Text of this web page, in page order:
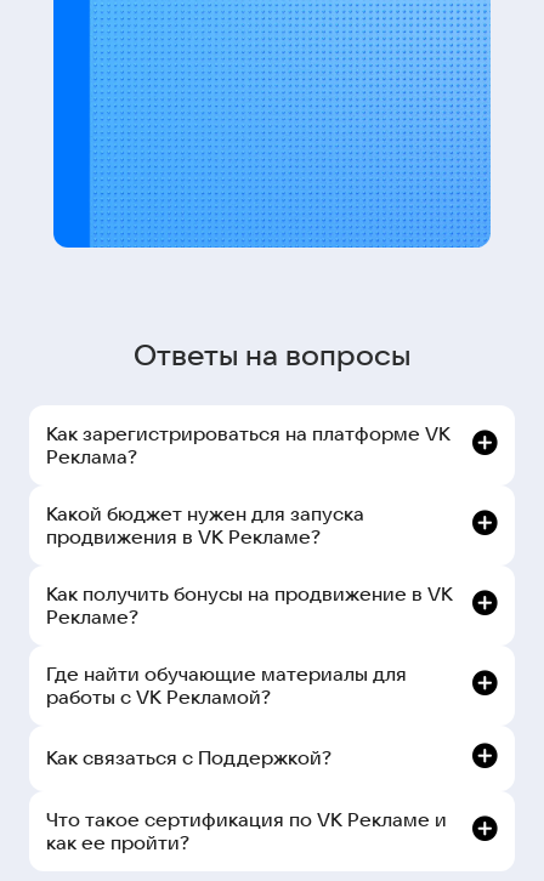
Ответы на вопросы
Как зарегистрироваться на платформе VK
Реклама?
Какой бюджет нужен для запуска
продвижения в VK Рекламе?
Как получить бонусы на продвижение в VK
Рекламе?
Где найти обучающие материалы для
работы с VK Рекламой?
Как связаться с Поддержкой?
Что такое сертификация по VK Рекламе и
как ее пройти?